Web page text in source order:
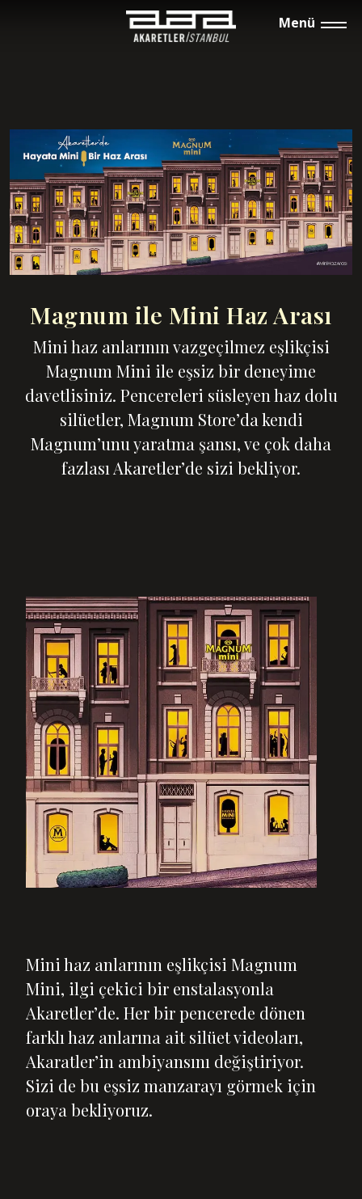
Menü
Magnum ile Mini Haz Arası
Mini haz anlarının vazgeçilmez eşlikçisi
Magnum Mini ile eşsiz bir deneyime
davetlisiniz. Pencereleri süsleyen haz dolu
silüetler, Magnum Store’da kendi
Magnum’unu yaratma şansı, ve çok daha
fazlası Akaretler’de sizi bekliyor.
Mini haz anlarının eşlikçisi Magnum
Mini, ilgi çekici bir enstalasyonla
Akaretler’de. Her bir pencerede dönen
farklı haz anlarına ait silüet videoları,
Akaratler’in ambiyansını değiştiriyor.
Sizi de bu eşsiz manzarayı görmek için
oraya bekliyoruz.